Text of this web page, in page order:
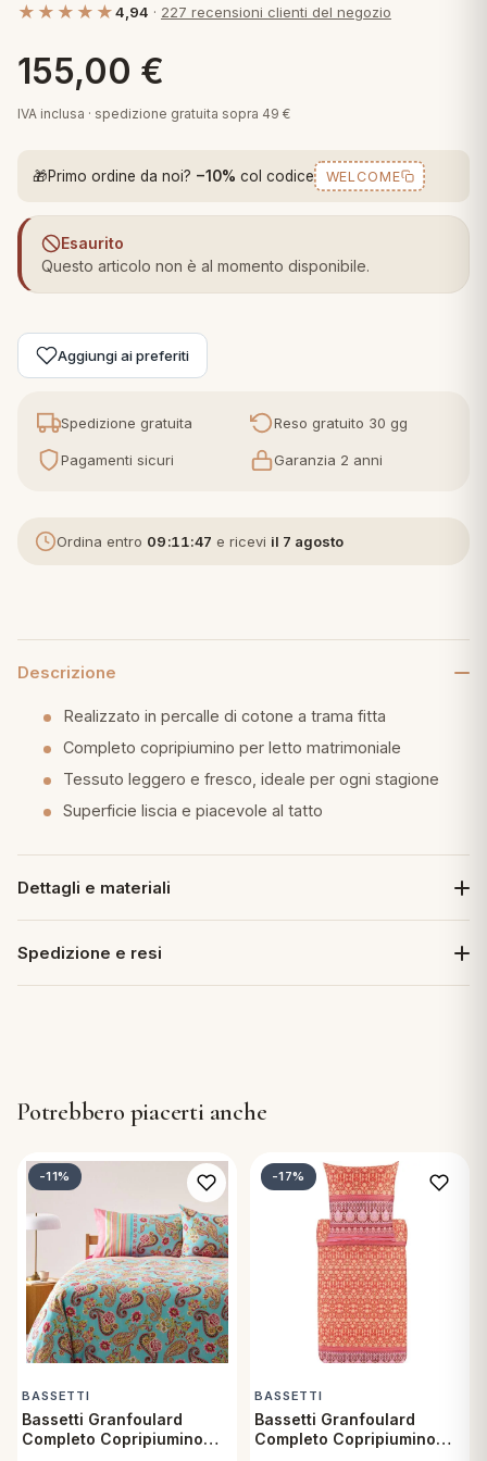
letto
e Pigiami
arredo
per cuscini
Step
in fibra
in piuma d'oca
in piuma
Tappeti Cartoons
Trapuntini Cartoons
★★★★★4,94 · 227 recensioni clienti del negozio
155,00 €
IVA inclusa · spedizione gratuita sopra 49 €
🎁Primo ordine da noi? −10% col codice WELCOME
Esaurito
Questo articolo non è al momento disponibile.
Aggiungi ai preferiti
Spedizione gratuita Reso gratuito 30 gg
Pagamenti sicuri Garanzia 2 anni
Ordina entro 09:11:46 e riceviil 7 agosto
Descrizione
Realizzato in percalle di cotone a trama fitta
Completo copripiumino per letto matrimoniale
Tessuto leggero e fresco, ideale per ogni stagione
Superficie liscia e piacevole al tatto
Dettagli e materiali
Spedizione e resi
Potrebbero piacerti anche
-11%
BASSETTI
Bassetti Granfoulard
Completo Copripiumino
-17%
BASSETTI
Bassetti Granfoulard
Completo Copripiumino